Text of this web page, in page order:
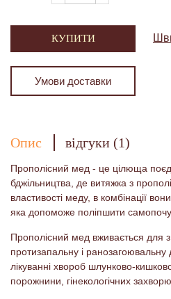
КУПИТИ
Умови доставки
Опис відгуки (1)
Прополісний мед - це цілюща
бджільництва, де витяжка з
властивості меду, в комбінації
яка допоможе поліпшити
Прополісний мед вживається для
протизапальну і
лікуванні хвороб шлунково-
порожнини, гінекологічних